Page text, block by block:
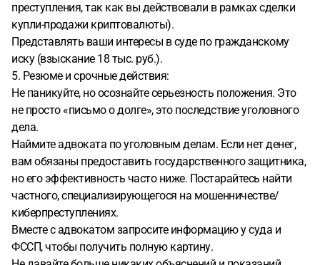
преступления, так как вы действовали в рамках сделки
купли-продажи криптовалюты).
Представлять ваши интересы в суде по гражданскому
иску (взыскание 18 тыс. руб.).
5. Резюме и срочные действия:
Не паникуйте, но осознайте серьезность положения. Это
не просто «письмо о долге», это последствие уголовного
дела.
Наймите адвоката по уголовным делам. Если нет денег,
вам обязаны предоставить государственного защитника,
но его эффективность часто ниже. Постарайтесь найти
частного, специализирующегося на мошенничестве/
киберпреступлениях.
Вместе с адвокатом запросите информацию у суда и
ФССП, чтобы получить полную картину.